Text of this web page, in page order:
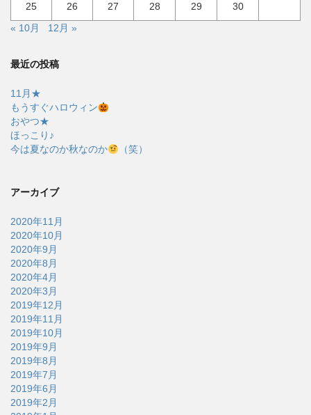
25 26 27 28 29
30
« 10月
12月 »
最近の投稿
11月★
もうすぐハロウィン
おやつ★
ほっこり♪
今は夏なのか秋なのか
（笑）
アーカイブ
2020年11月
2020年10月
2020年9月
2020年8月
2020年4月
2020年3月
2019年12月
2019年11月
2019年10月
2019年9月
2019年8月
2019年7月
2019年6月
2019年2月